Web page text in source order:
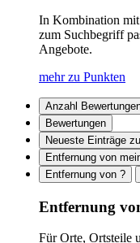
In Kombination
zum Suchbegriff
Angebote.
mehr zu Punkten
Anzahl
Bewertungen
Neueste Einträge
Entfernung von
Entfernung von ?
Entfernung
Für Orte, Ortsteile